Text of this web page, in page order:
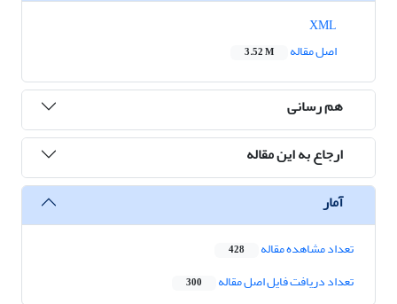
اصل مقاله
3.52 M
هم رسانی
ارجاع به این مقاله
آمار
تعداد مشاهده مقاله 428
تعداد دریافت فایل اصل مقاله 300